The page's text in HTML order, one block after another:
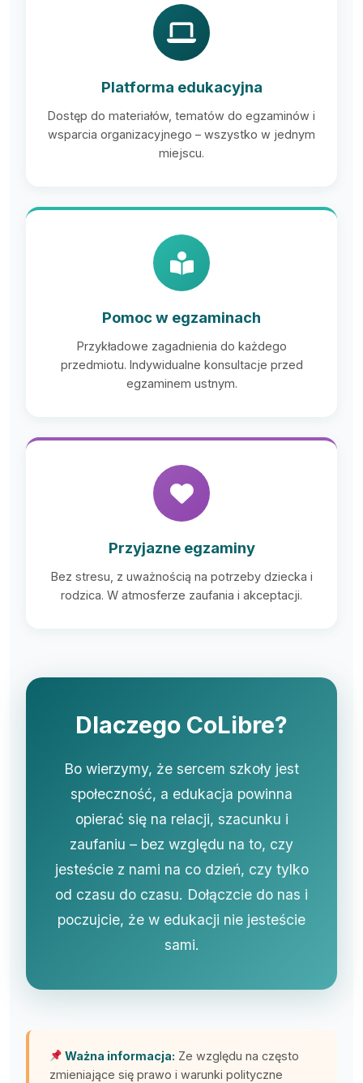
Platforma edukacyjna
Dostęp do materiałów, tematów do egzaminów i
wsparcia organizacyjnego – wszystko w jednym
miejscu.
Pomoc w egzaminach
Przykładowe zagadnienia do każdego
przedmiotu. Indywidualne konsultacje przed
egzaminem ustnym.
Przyjazne egzaminy
Bez stresu, z uważnością na potrzeby dziecka i
rodzica. W atmosferze zaufania i akceptacji.
Dlaczego CoLibre?
Bo wierzymy, że sercem szkoły jest
społeczność, a edukacja powinna
opierać się na relacji, szacunku i
zaufaniu – bez względu na to, czy
jesteście z nami na co dzień, czy tylko
od czasu do czasu. Dołączcie do nas i
poczujcie, że w edukacji nie jesteście
sami.
Ważna informacja: Ze względu na często
zmieniające się prawo i warunki polityczne